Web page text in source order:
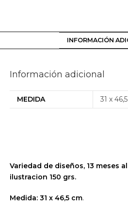
INFORMACIÓN
Información adicional
MEDIDA 31 x
Variedad de diseños, 13 meses
ilustracion 150 grs.
Medida: 31 x 46,5 cm.